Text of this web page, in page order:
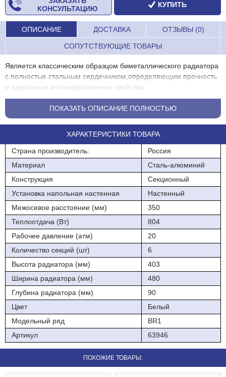
КОНСУЛЬТАЦИЮ
КУПИТЬ
ОПИСАНИЕ ДОСТАВКА ОТЗЫВЫ (0)
СОПУТСТВУЮЩИЕ ТОВАРЫ
Является классическим образцом биметаллического радиатора
с полностью стальным сердечником,определяющим прочность
и идеальные антикоррозионные свойства.
В разработке дизайна радиатора принимали участие ведущие
отраслевые специалисты Росии и студии промышленного
дизайна Европы.Плавность,изящество и элегантность каждой
линии добавит индивидуальности любому интерьеру.А
безукоризненная отделка поверхности позволит оценить
высочайший уровень качества.
Радиаторы Теплоприбор могут устанавливаться в центральных
и автономных системах с применением
двухтрубной,однотрубной и лучевых схем монтажа.
Высокая теплоотдача секций дает возможность устанавливать
радиаторы в низкотемпературной системе отопления.
Гарантия производителя-15 лет с момента
продажи.Застроховано Ингосстрахом.
Рпрессовочноле давление-30 атмосфер.
Максимальная температура теплоносителя 110 гр.С.
Давление на разрыв-100 атмосфер
ПОКАЗАТЬ ОПИСАНИЕ ПОЛНОСТЬЮ
ХАРАКТЕРИСТИКИ ТОВАРА
Страна производитель:
Россия
Материал
Сталь-алюминий
Конструкция
Секционный
Установка напольная настенная
Настенный
Межосевое расстояние (мм)
350
Теплоотдача (Вт)
804
Рабочее давление (атм)
20
Количество секций (шт)
6
Высота радиатора (мм)
403
Ширина радиатора (мм)
480
Глубина радиатора (мм)
90
Цвет
Белый
Модельный ряд
BR1
Артикул
63946
ПОХОЖИЕ ТОВАРЫ: